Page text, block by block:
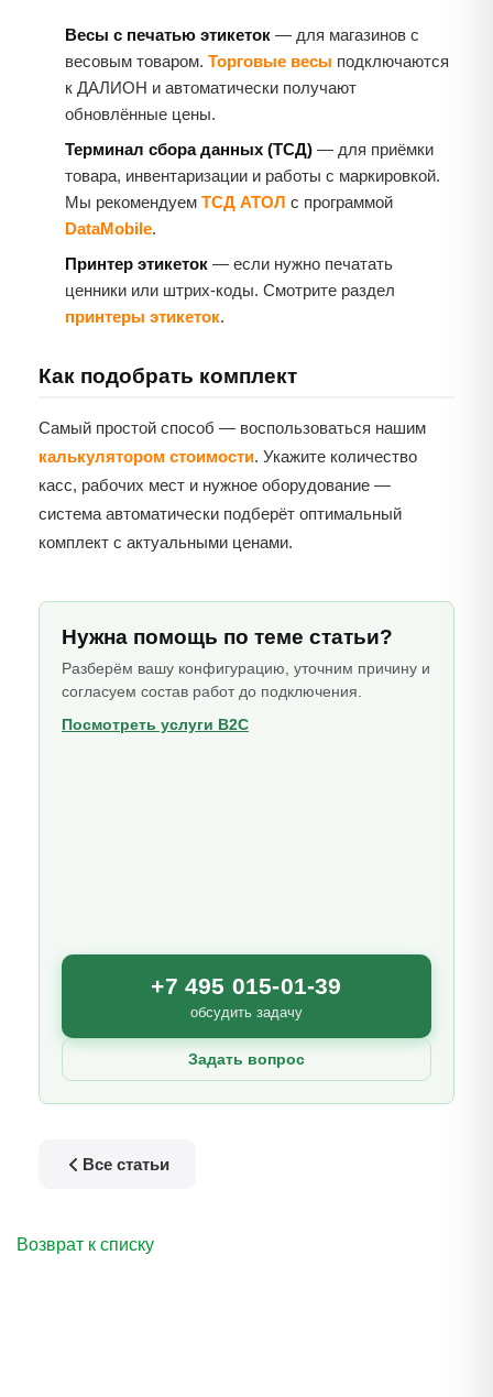
Весы с печатью этикеток — для магазинов с
весовым товаром. Торговые весы подключаются
к ДАЛИОН и автоматически получают
обновлённые цены.
Терминал сбора данных (ТСД) — для приёмки
товара, инвентаризации и работы с маркировкой.
Мы рекомендуем ТСД АТОЛ с программой
DataMobile.
Принтер этикеток — если нужно печатать
ценники или штрих-коды. Смотрите раздел
принтеры этикеток.
Как подобрать комплект
Самый простой способ — воспользоваться нашим
калькулятором стоимости. Укажите количество
касс, рабочих мест и нужное оборудование —
система автоматически подберёт оптимальный
комплект с актуальными ценами.
Нужна помощь по теме статьи?
Разберём вашу конфигурацию, уточним причину и
согласуем состав работ до подключения.
Посмотреть услуги B2C
+7 495 015-01-39
обсудить задачу
Задать вопрос
Все статьи
Возврат к списку